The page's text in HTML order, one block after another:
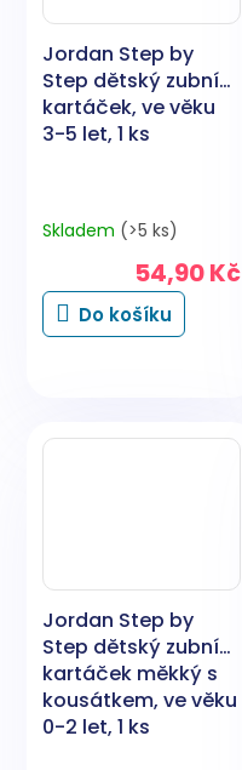
Jordan Step by
Step dětský zubní
kartáček, ve věku
3-5 let, 1 ks
Skladem (>5 ks)
54,90 Kč
Do košíku
Jordan Step by
Step dětský zubní
kartáček měkký s
kousátkem, ve věku
0-2 let, 1 ks